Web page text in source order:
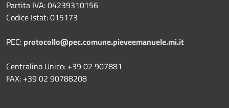
Partita IVA: 04239310156
Codice Istat: 015173
PEC: protocollo@pec.comune.pieveemanuele.mi.it
Centralino Unico: +39 02 907881
FAX: +39 02 90788208